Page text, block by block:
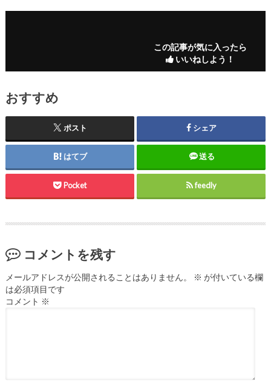
この記事が気に入ったら
いいねしよう！
おすすめ
ポスト シェア
はてブ 送る
Pocket feedly
コメントを残す
メールアドレスが公開されることはありません。 ※ が付いている欄
は必須項目です
コメント ※